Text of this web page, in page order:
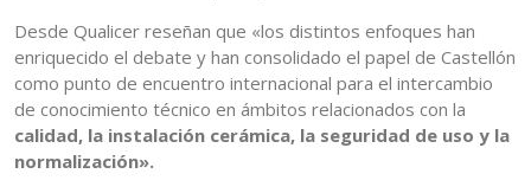
Desde Qualicer reseñan que «los distintos enfoques han
enriquecido el debate y han consolidado el papel de Castellón
como punto de encuentro internacional para el intercambio
de conocimiento técnico en ámbitos relacionados con la
calidad, la instalación cerámica, la seguridad de uso y la
normalización».